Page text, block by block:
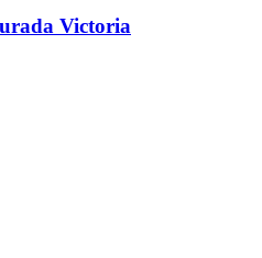
Victoria